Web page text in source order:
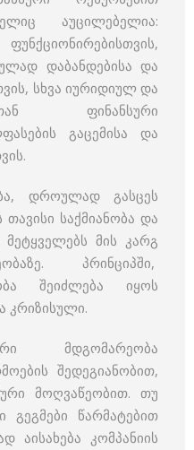
აუცილებელია:
დაბანდებისა და
სხვა იურიდიულ და
ფინანსური
გაცემისა და
დროულად გასცეს
საქმიანობა და
მის კარგ
პრინციპში,
შეიძლება იყოს
კრიზისული.
მდგომარეობა
შედეგიანობით,
მოღვაწეობით. თუ
გეგმები წარმატებით
აისახება კომპანიის